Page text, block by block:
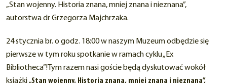
„Stan wojenny. Historia znana, mniej znana i nieznana”,
autorstwa dr Grzegorza Majchrzaka.
24 stycznia br. o godz. 18:00 w naszym Muzeum odbędzie się
pierwsze w tym roku spotkanie w ramach cyklu „Ex
Bibliotheca”!Tym razem nasi goście będą dyskutować wokół
książki„Stan wojenny. Historia znana, mniej znana i nieznana”,